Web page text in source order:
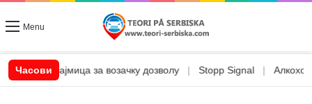
Menu
Часови
CSN позајмица за возачку дозволу | Stopp Signal Алкохол